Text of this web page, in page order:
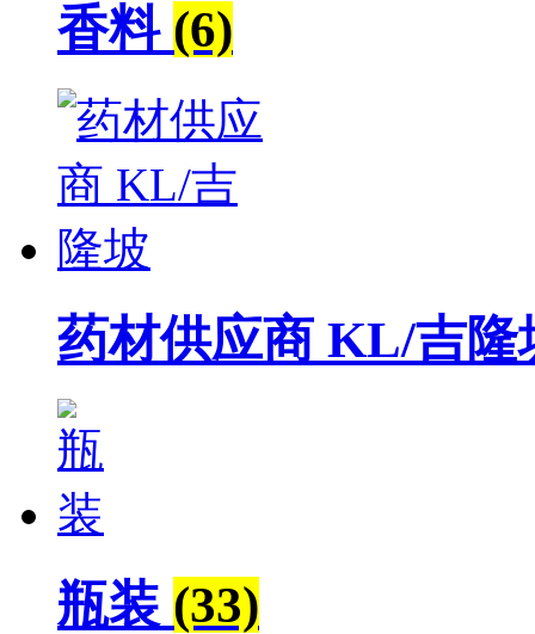
香料 (6)
药材供应商 KL/吉
瓶装 (33)